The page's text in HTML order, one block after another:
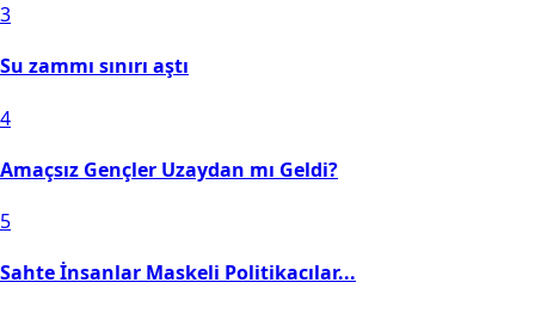
3
Su zammı sınırı aştı
4
Amaçsız Gençler Uzaydan mı Geldi?
5
Sahte İnsanlar Maskeli Politikacılar...